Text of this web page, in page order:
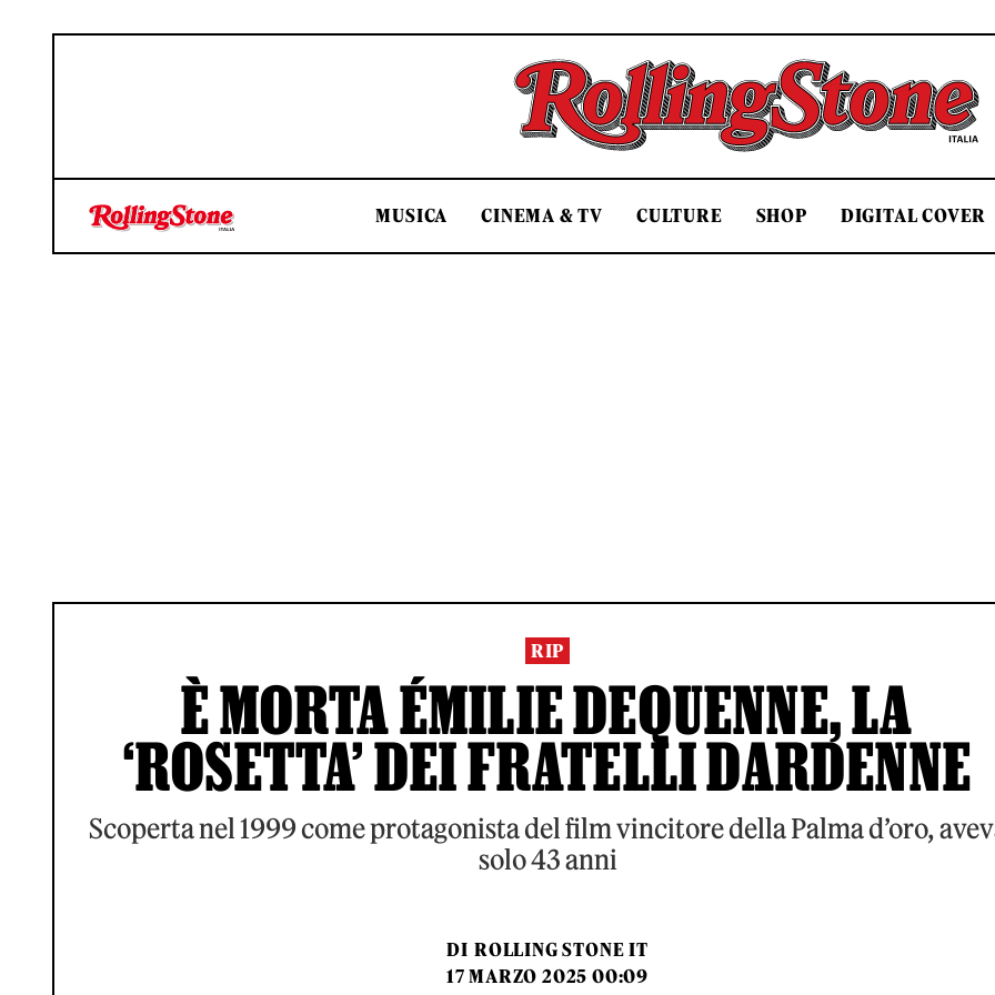
Rolling Stone Italia
MUSICA CINEMA & TV CULTURE SHOP DIGITAL COVER
RIP
È MORTA ÉMILIE DEQUENNE, LA
‘ROSETTA’ DEI FRATELLI DARDENNE
Scoperta nel 1999 come protagonista del film vincitore della Palma d’oro,
solo 43 anni
DI ROLLING STONE IT
17 MARZO 2025 00:09